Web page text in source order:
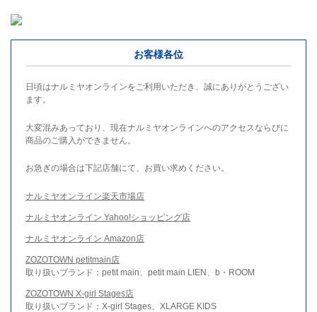
お客様各位
日頃はナルミヤオンラインをご利用いただき、誠にありがとうござい
ます。
大変混みあっており、現在ナルミヤオンラインへのアクセスならびに
商品のご購入ができません。
お急ぎの場合は下記店舗にて、お買い求めください。
ナルミヤオンライン楽天市場店
ナルミヤオンライン Yahoo!ショッピング店
ナルミヤオンライン Amazon店
ZOZOTOWN petitmain店
取り扱いブランド：petit main、petit main LIEN、b・ROOM
ZOZOTOWN X-girl Stages店
取り扱いブランド：X-girl Stages、XLARGE KIDS